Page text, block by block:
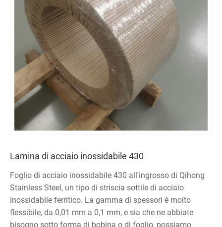
Lamina di acciaio inossidabile 430
Foglio di acciaio inossidabile 430 all'ingrosso di Qihong
Stainless Steel, un tipo di striscia sottile di acciaio
inossidabile ferritico. La gamma di spessori è molto
flessibile, da 0,01 mm a 0,1 mm, e sia che ne abbiate
bisogno sotto forma di bobina o di foglio, possiamo